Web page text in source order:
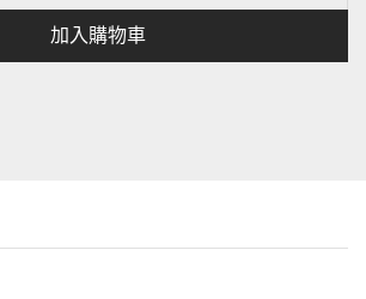
加入購物車